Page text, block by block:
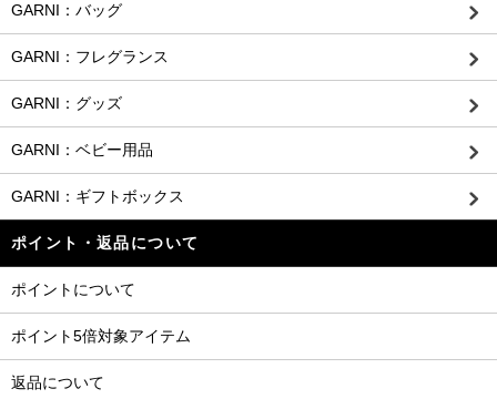
GARNI：バッグ
GARNI：フレグランス
GARNI：グッズ
GARNI：ベビー用品
GARNI：ギフトボックス
ポイント・返品について
ポイントについて
ポイント5倍対象アイテム
返品について